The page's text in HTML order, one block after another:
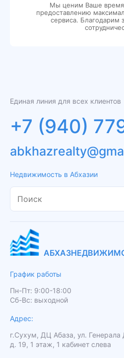
Мы ценим Ваше
предоставлению
сервиса. Благодарим
Единая линия для всех клиентов
+7 (940)
Недвижимость в Абхазии
График работы
Пн-Пт: 9:00-18:00
Сб-Вс: выходной
Адрес:
г.Сухум, ДЦ Абаза, ул. Генерала
д. 19, 1 этаж, 1 кабинет слева